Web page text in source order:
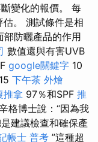
變化的報價。 每
。 測試條件是相
部防曬產品的作用
數值還與有害UVB
google關鍵字 10
15 下午茶 外燴
推拿 97％和SPF 推
格博士說：“因為我
建議檢查和確保產
帳士 普考 ”這種超